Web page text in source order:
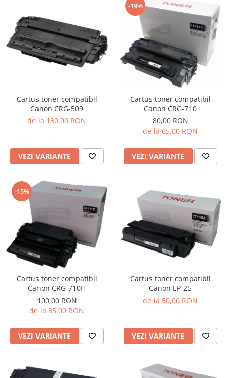
Cartus toner compatibil
Canon CRG-509
de la 130,00 RON
VEZI VARIANTE
-19%
Cartus toner compatibil
Canon CRG-710
80,00 RON
de la 65,00 RON
VEZI VARIANTE
-15%
Cartus toner compatibil
Canon CRG-710H
100,00 RON
de la 85,00 RON
VEZI VARIANTE
Cartus toner compatibil
Canon EP-25
de la 50,00 RON
VEZI VARIANTE